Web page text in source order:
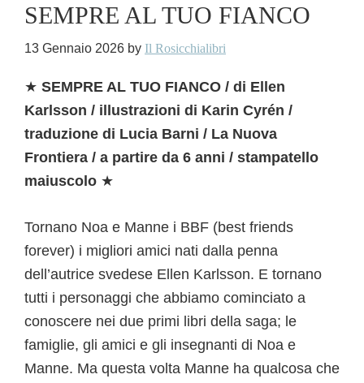
SEMPRE AL TUO FIANCO
13 Gennaio 2026 by Il Rosicchialibri
★ SEMPRE AL TUO FIANCO / di Ellen
Karlsson / illustrazioni di Karin Cyrén /
traduzione di Lucia Barni / La Nuova
Frontiera / a partire da 6 anni / stampatello
maiuscolo ★
Tornano Noa e Manne i BBF (best friends
forever) i migliori amici nati dalla penna
dell’autrice svedese Ellen Karlsson. E tornano
tutti i personaggi che abbiamo cominciato a
conoscere nei due primi libri della saga; le
famiglie, gli amici e gli insegnanti di Noa e
Manne. Ma questa volta Manne ha qualcosa che